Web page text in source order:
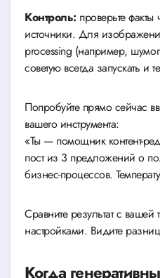
Контроль: проверьте
источники. Для
processing (например,
советую всегда запускать и
Попробуйте прямо сейчас
вашего инструмента:
«Ты — помощник контент-
пост из 3 предложений о
бизнес-процессов.
Сравните результат с
настройками. Видите
Когда